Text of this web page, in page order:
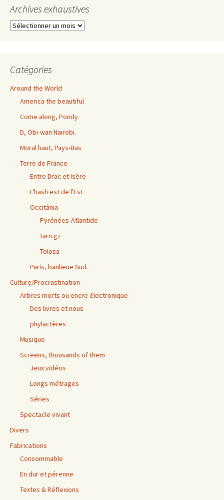
Archives exhaustives
Archives
Catégories
Around the World
America the beautiful
Come along, Pondy.
D, Obi-wan Nairobi.
Moral haut, Pays-Bas
Terre de France
Entre Drac et Isère
L'hash est de l'Est
Occitània
Pyrénées-Atlantide
tarn.gz
Tolosa
Paris, banlieue Sud.
Culture/Procrastination
Arbres morts ou encre électronique
Des livres et nous
phylactères
Musique
Screens, thousands of them
Jeux vidéos
Longs métrages
Séries
Spectacle vivant
Divers
Fabrications
Consommable
En dur et pérenne
Textes & Réflexions